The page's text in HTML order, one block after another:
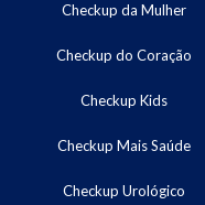
Checkup da Mulher
Checkup do Coração
Checkup Kids
Checkup Mais Saúde
Checkup Urológico